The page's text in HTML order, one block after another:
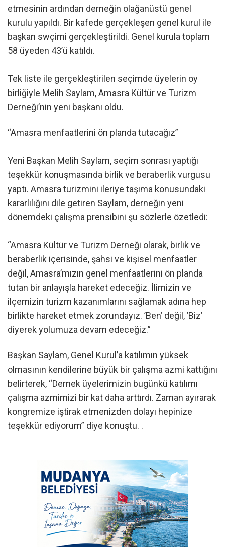
etmesinin ardından derneğin olağanüstü genel
kurulu yapıldı. Bir kafede gerçekleşen genel kurul ile
başkan swçimi gerçekleştirildi. Genel kurula toplam
58 üyeden 43’ü katıldı.
Tek liste ile gerçekleştirilen seçimde üyelerin oy
birliğiyle Melih Saylam, Amasra Kültür ve Turizm
Derneği’nin yeni başkanı oldu.
“Amasra menfaatlerini ön planda tutacağız”
Yeni Başkan Melih Saylam, seçim sonrası yaptığı
teşekkür konuşmasında birlik ve beraberlik vurgusu
yaptı. Amasra turizmini ileriye taşıma konusundaki
kararlılığını dile getiren Saylam, derneğin yeni
dönemdeki çalışma prensibini şu sözlerle özetledi:
“Amasra Kültür ve Turizm Derneği olarak, birlik ve
beraberlik içerisinde, şahsi ve kişisel menfaatler
değil, Amasra’mızın genel menfaatlerini ön planda
tutan bir anlayışla hareket edeceğiz. İlimizin ve
ilçemizin turizm kazanımlarını sağlamak adına hep
birlikte hareket etmek zorundayız. ’Ben’ değil, ’Biz’
diyerek yolumuza devam edeceğiz.”
Başkan Saylam, Genel Kurul’a katılımın yüksek
olmasının kendilerine büyük bir çalışma azmi kattığını
belirterek, “Dernek üyelerimizin bugünkü katılımı
çalışma azmimizi bir kat daha arttırdı. Zaman ayırarak
kongremize iştirak etmenizden dolayı hepinize
teşekkür ediyorum” diye konuştu. .